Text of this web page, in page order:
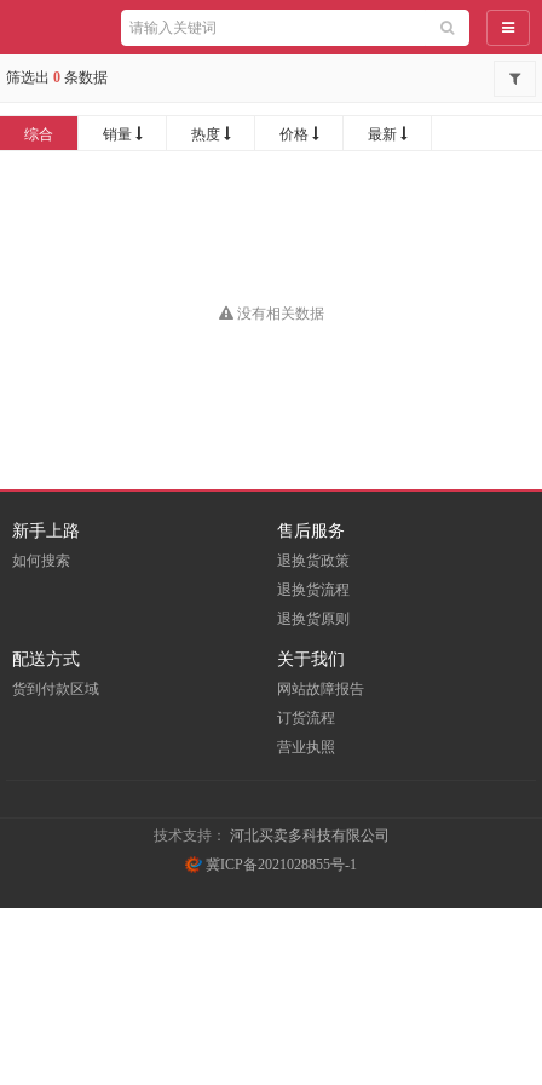
导航
筛选出 0 条数据
综合 销量 热度 价格 最新
没有相关数据
新手上路
如何搜索
售后服务
退换货政策
退换货流程
退换货原则
配送方式
货到付款区域
关于我们
网站故障报告
订货流程
营业执照
技术支持： 河北买卖多科技有限公司
冀ICP备2021028855号-1